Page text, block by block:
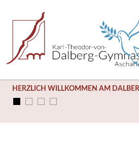
HERZLICH WILLKOMMEN AM